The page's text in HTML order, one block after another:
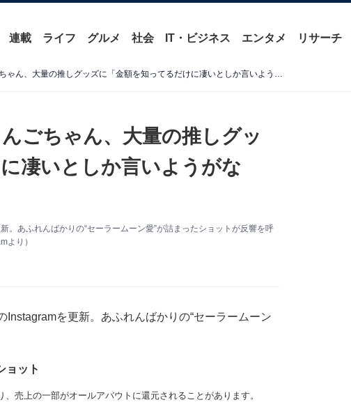
連載 ライフ グルメ 社会 IT・ビジネス エンタメ リサーチ
「コンプはやべぇだろ」りんごちゃん、大量の推しグッズに「金額を知ってるだけに凄いとしか言いようがない」の声
ごちゃん、大量の推しグッ
凄いとしか言いようがな
あふれんばかりの“セーラームーン愛”が詰まったショットが反響を呼
より）
を更新。あふれんばかりの“セーラームーン
ョット
売上の一部がオールアバウトに還元されることがあります。